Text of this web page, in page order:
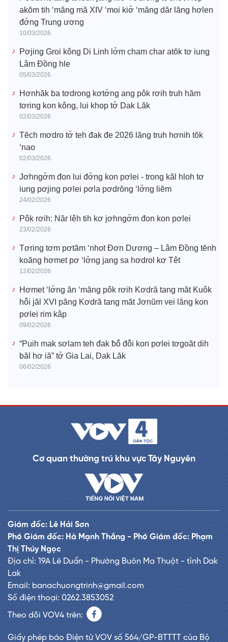
akŏm tih ‘măng mă XIV ‘moi kiơ̆ ‘măng dăr lăng hơlen
đơ̆ng Trung ương
10/03/2026
Pơjing Groi kông Di Linh lơ̆m cham char atŏk tơ iung
Lâm Đồng hle
05/03/2026
Hơnhăk ba tơdrong kơtơ̆ng ang pôk rơih truh hăm
tơring kon kông, lui khop tơ̆ Dak Lăk
02/03/2026
Tĕch mơdro tơ̆ teh đak đe 2026 lăng truh hơnih tŏk
‘nao
02/03/2026
Jơhngơ̆m đon lui đơ̆ng kon pơlei - trong kăl hloh tơ
iung pơjing pơlei pơla pơdrŏng ‘lơ̆ng liĕm
24/02/2026
Pôk rơih: Năr lêh tih kơ jơhngơ̆m đon kon pơlei
23/02/2026
Tơring tơm pơtăm ‘nhot Đơn Dương – Lâm Đồng tĕnh
koăng hơmet pơ ‘lơ̆ng jang sa hơdrol kơ Têt
12/02/2026
Hơmet ‘lơ̆ng ăn ‘măng pôk rơih Kơdră tang măt Kuôk
hô̆i jăl XVI păng Kơdră tang măt Jơnŭm vei lăng kon
pơlei rim kâp
09/02/2026
“Puih mak sơlam teh đak ƀô̆ đô̆i kon pơlei tơgoăt dih
băl hơ iă” tơ̆ Gia Lai, Dak Lăk
06/02/2026
Cơ quan thường trú khu vực Tây Nguyên
Giám đốc: Lê Hải Sơn
Phó Giám đốc: Hà Mạnh Thắng - Phó Giám đốc: Phạm
Thị Thúy Ngọc
Địa chỉ: 19A Lê Duẩn - Phường Buôn Ma Thuột - tỉnh Dak
Lak
Email: banachuongtrinh@gmail.com
Số điện thoại: 0262.3853052
Theo dõi VOV4 trên:
Giấy phép báo Điện tử VOV số 564/GP-BTTTT của Bộ